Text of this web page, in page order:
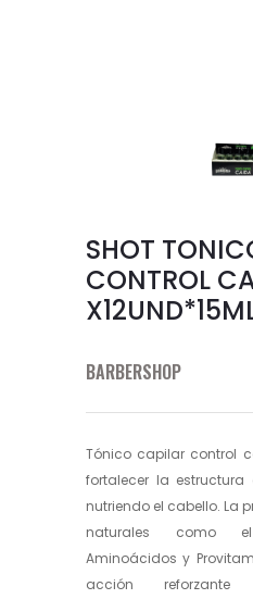
SHOT
CONTROL
BARBERSHOP
Tónico capilar control
fortalecer la
nutriendo el cabello. La
naturales como
Aminoácidos y
acción reforzante